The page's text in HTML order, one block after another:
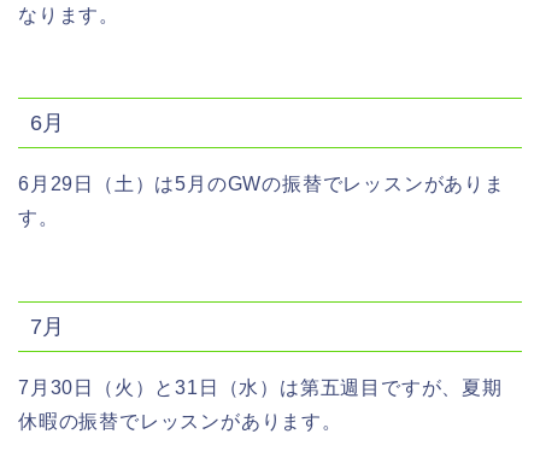
なります。
6月
6月29日（土）は5月のGWの振替でレッスンがありま
す。
7月
7月30日（火）と31日（水）は第五週目ですが、夏期
休暇の振替でレッスンがあります。